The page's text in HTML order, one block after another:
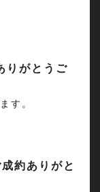
りがとうご
す。
約ありがと